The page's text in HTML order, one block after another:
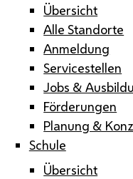
Übersicht
Alle Standorte
Anmeldung
Servicestellen
Jobs &
Förderungen
Planung &
Schule
Übersicht